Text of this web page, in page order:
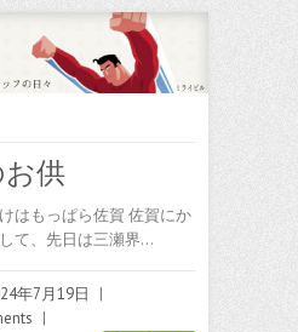
供
はもっぱら佐賀 佐賀にか
て、先日は三瀬界…
年7月19日
|
|